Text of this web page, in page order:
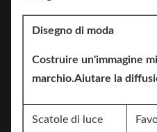
Disegno di moda
Costruire un'immagine
marchio.Aiutare la
Scatole di luce